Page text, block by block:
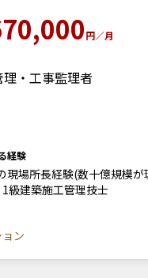
円／月
・工事監理者
経験
現場所長経験(数十億規模
級建築施工管理技士
ン